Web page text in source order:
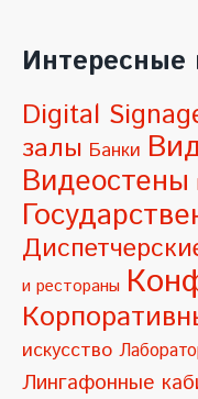
l
t
e
r
n
a
t
i
v
e
:
Интересные
Digital
залы Банки
Видеостены
и рестораны
искусство
Лингафонные